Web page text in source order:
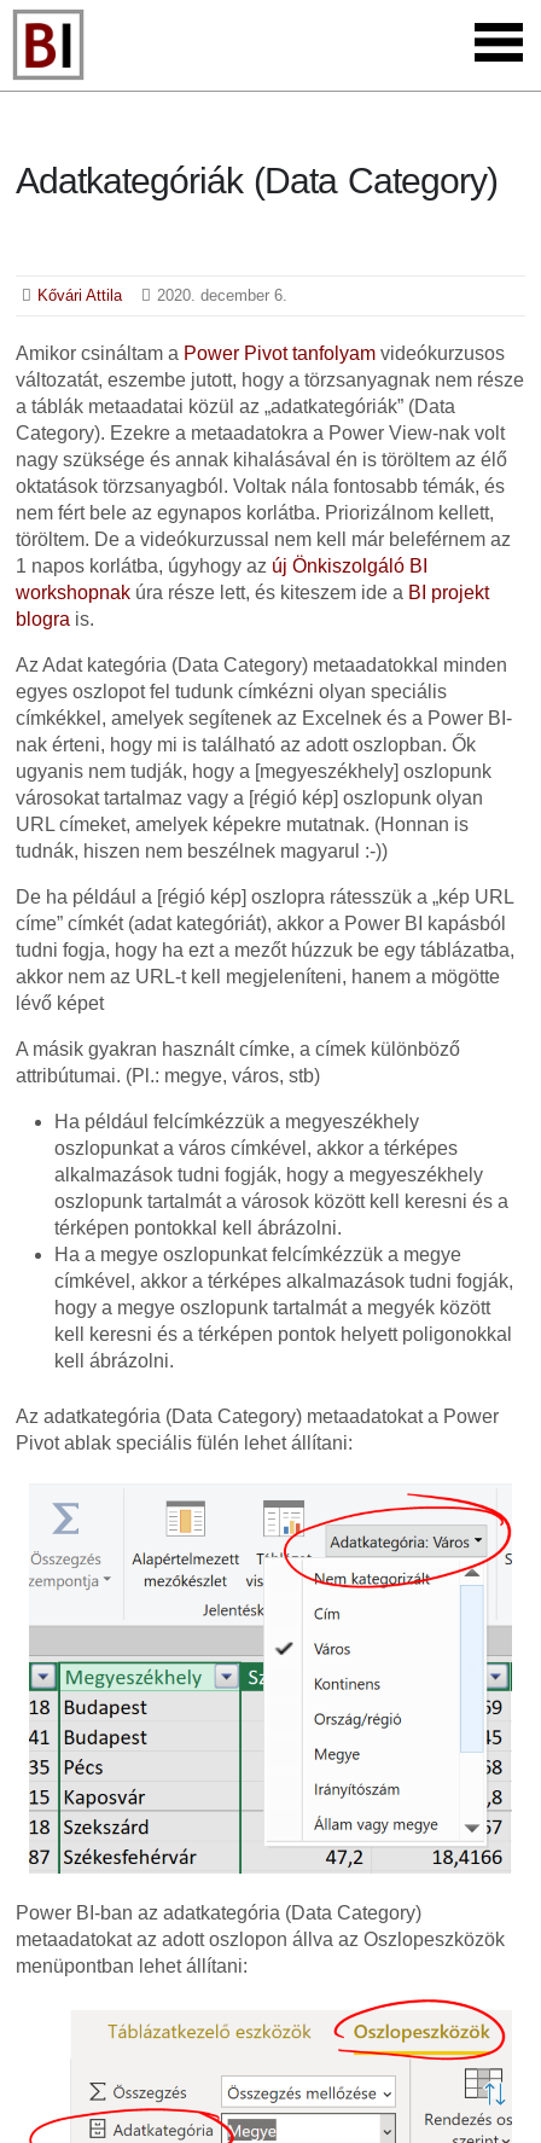
Adatkategóriák (Data Category)
Kővári Attila 2020. december 6.
Amikor csináltam a Power Pivot tanfolyam videókurzusos
változatát, eszembe jutott, hogy a törzsanyagnak nem része
a táblák metaadatai közül az „adatkategóriák” (Data
Category). Ezekre a metaadatokra a Power View-nak volt
nagy szüksége és annak kihalásával én is töröltem az élő
oktatások törzsanyagból. Voltak nála fontosabb témák, és
nem fért bele az egynapos korlátba. Priorizálnom kellett,
töröltem. De a videókurzussal nem kell már beleférnem az
1 napos korlátba, úgyhogy az új Önkiszolgáló BI
workshopnak úra része lett, és kiteszem ide a BI projekt
blogra is.
Az Adat kategória (Data Category) metaadatokkal minden
egyes oszlopot fel tudunk címkézni olyan speciális
címkékkel, amelyek segítenek az Excelnek és a Power BI-
nak érteni, hogy mi is található az adott oszlopban. Ők
ugyanis nem tudják, hogy a [megyeszékhely] oszlopunk
városokat tartalmaz vagy a [régió kép] oszlopunk olyan
URL címeket, amelyek képekre mutatnak. (Honnan is
tudnák, hiszen nem beszélnek magyarul :-))
De ha például a [régió kép] oszlopra rátesszük a „kép URL
címe” címkét (adat kategóriát), akkor a Power BI kapásból
tudni fogja, hogy ha ezt a mezőt húzzuk be egy táblázatba,
akkor nem az URL-t kell megjeleníteni, hanem a mögötte
lévő képet
A másik gyakran használt címke, a címek különböző
attribútumai. (Pl.: megye, város, stb)
Ha például felcímkézzük a megyeszékhely
oszlopunkat a város címkével, akkor a térképes
alkalmazások tudni fogják, hogy a megyeszékhely
oszlopunk tartalmát a városok között kell keresni és a
térképen pontokkal kell ábrázolni.
Ha a megye oszlopunkat felcímkézzük a megye
címkével, akkor a térképes alkalmazások tudni fogják,
hogy a megye oszlopunk tartalmát a megyék között
kell keresni és a térképen pontok helyett poligonokkal
kell ábrázolni.
Az adatkategória (Data Category) metaadatokat a Power
Pivot ablak speciális fülén lehet állítani:
Power BI-ban az adatkategória (Data Category)
metaadatokat az adott oszlopon állva az Oszlopeszközök
menüpontban lehet állítani: